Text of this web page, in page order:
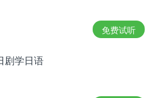
を気にしているそうです
は『我慢しないこと』だそ
ぶん、運動するのがモット
は “健康” と口にしていま
でしっかり筋肉もつき、こ
なっているということでし
免费试听
剧学日语